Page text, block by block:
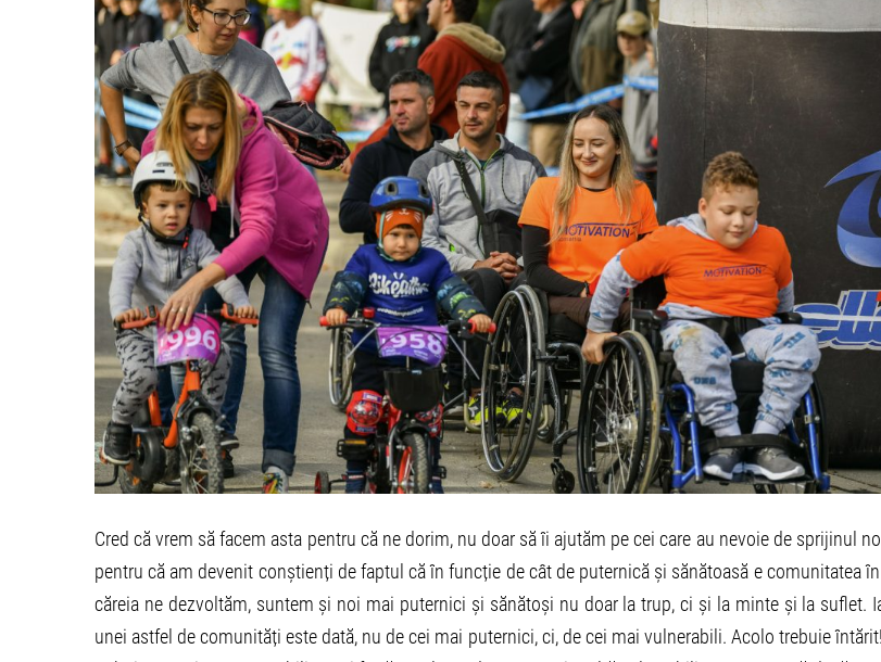
Cred că vrem să facem asta pentru că ne dorim, nu doar să îi ajutăm pe cei care au nevoie de sprijinul
pentru că am devenit conștienți de faptul că în funcție de cât de puternică și sănătoasă e comunitatea în
căreia ne dezvoltăm, suntem și noi mai puternici și sănătoși nu doar la trup, ci și la minte și la suflet.
unei astfel de comunități este dată, nu de cei mai puternici, ci, de cei mai vulnerabili. Acolo trebuie